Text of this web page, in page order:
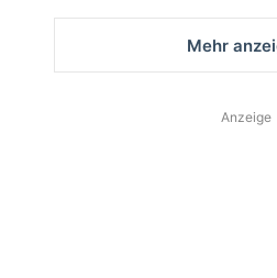
Mehr
Anzeige